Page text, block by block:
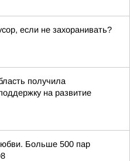
если не захоранивать?
получила
на развитие
Больше 500 пар